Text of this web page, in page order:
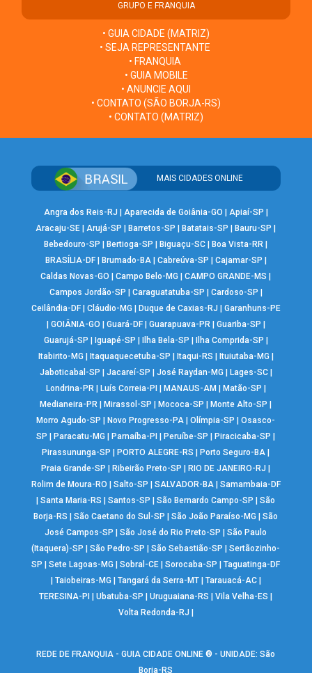
GRUPO E FRANQUIA
• GUIA CIDADE (MATRIZ)
• SEJA REPRESENTANTE
• FRANQUIA
• GUIA MOBILE
• ANUNCIE AQUI
• CONTATO (SÃO BORJA-RS)
• CONTATO (MATRIZ)
MAIS CIDADES ONLINE
Angra dos Reis-RJ | Aparecida de Goiânia-GO | Apiaí-SP |
Aracaju-SE | Arujá-SP |Barretos-SP |Batatais-SP |Bauru-SP |
Bebedouro-SP |Bertioga-SP |Biguaçu-SC |Boa Vista-RR |
BRASÍLIA-DF| Brumado-BA| Cabreúva-SP | Cajamar-SP |
Caldas Novas-GO |Campo Belo-MG |CAMPO GRANDE-MS |
Campos Jordão-SP | Caraguatatuba-SP | Cardoso-SP |
Ceilândia-DF| Cláudio-MG | Duque de Caxias-RJ | Garanhuns-PE
| GOIÂNIA-GO | Guará-DF| Guarapuava-PR | Guariba-SP |
Guarujá-SP | Iguapé-SP | Ilha Bela-SP | Ilha Comprida-SP |
Itabirito-MG | Itaquaquecetuba-SP | Itaqui-RS | Ituiutaba-MG |
Jaboticabal-SP | Jacareí-SP | José Raydan-MG | Lages-SC|
Londrina-PR | Luís Correia-PI | MANAUS-AM | Matão-SP |
Medianeira-PR |Mirassol-SP |Mococa-SP |Monte Alto-SP |
Morro Agudo-SP |Novo Progresso-PA |Olímpia-SP |Osasco-
SP |Paracatu-MG |Parnaíba-PI |Peruíbe-SP |Piracicaba-SP |
Pirassununga-SP |PORTO ALEGRE-RS |Porto Seguro-BA |
Praia Grande-SP |Ribeirão Preto-SP |RIO DE JANEIRO-RJ |
Rolim de Moura-RO | Salto-SP | SALVADOR-BA| Samambaia-DF
|Santa Maria-RS |Santos-SP |São Bernardo Campo-SP |São
Borja-RS |São Caetano do Sul-SP |São João Paraíso-MG |São
José Campos-SP |São José do Rio Preto-SP |São Paulo
(Itaquera)-SP |São Pedro-SP |São Sebastião-SP |Sertãozinho-
SP |Sete Lagoas-MG |Sobral-CE |Sorocaba-SP |Taguatinga-DF
| Taiobeiras-MG | Tangará da Serra-MT| Tarauacá-AC|
TERESINA-PI |Ubatuba-SP |Uruguaiana-RS |Vila Velha-ES |
Volta Redonda-RJ |
REDE DE FRANQUIA - GUIA CIDADE ONLINE ® - UNIDADE: São
Borja-RS